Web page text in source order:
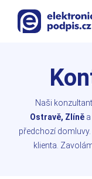
Naši
Ostravě, Zlíně
předchozí
klienta.